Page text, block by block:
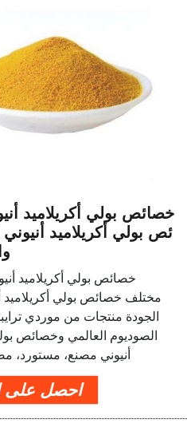
خصائص بولي أكريلاميد
ئص بولي أكريلاميد أنيوني
خصائص بولي أكريلاميد
مختلف خصائص بولي أكريلاميد
الجودة منتجات من موردي
الصوديوم العالمي وخصائص
أنيوني مصنع، مستورد،
احصل على